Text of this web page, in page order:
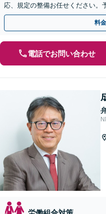
応、規定の整備お任せください。
各段階に迅速に対応いたします！
料
電話でお問い合わせ